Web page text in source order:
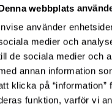
webbplats
använder
medier och
de sociala medier och
annan information
klicka på
funktion, varför vi